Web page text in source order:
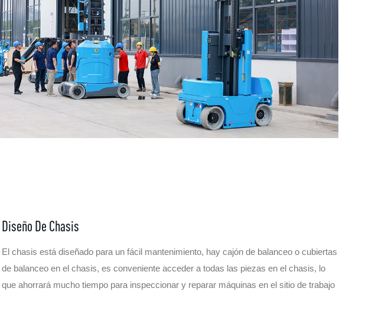
Diseño De Chasis
El chasis está diseñado para un fácil mantenimiento, hay cajón de balanceo o cubiertas
de balanceo en el chasis, es conveniente acceder a todas las piezas en el chasis, lo
que ahorrará mucho tiempo para inspeccionar y reparar máquinas en el sitio de trabajo